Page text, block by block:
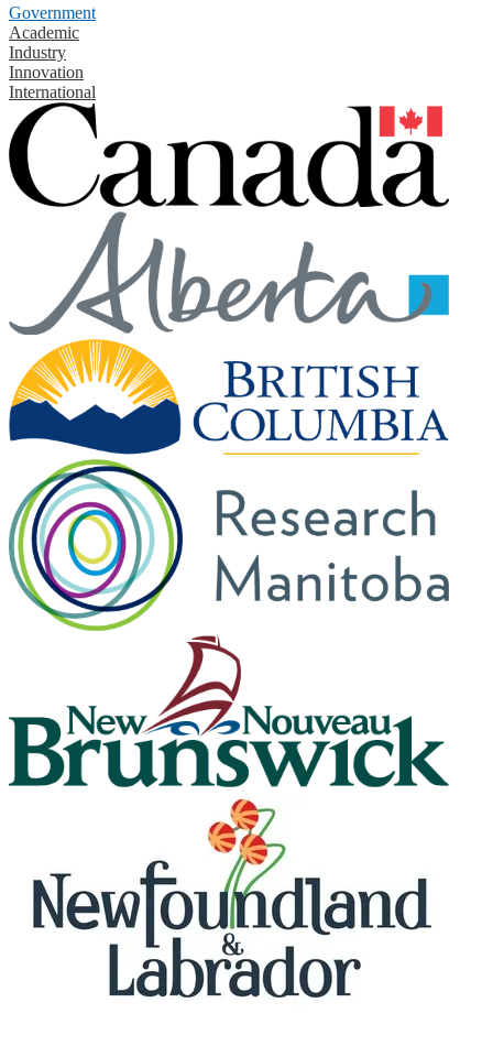
Government
Academic
Industry
Innovation
International